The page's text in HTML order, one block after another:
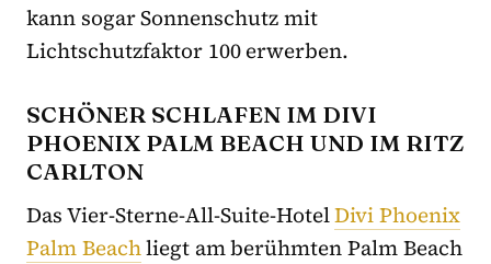
kann sogar Sonnenschutz mit
Lichtschutzfaktor 100 erwerben.
SCHÖNER SCHLAFEN IM DIVI
PHOENIX PALM BEACH UND IM RITZ
CARLTON
Das Vier-Sterne-All-Suite-HotelDivi Phoenix
Palm Beachliegt am berühmten Palm Beach